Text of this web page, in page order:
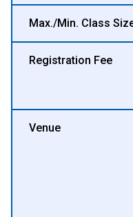
Max./Min. Class
Registration Fee
Venue